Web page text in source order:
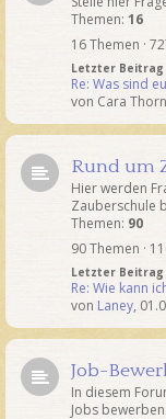
Themen: 16
16 Themen ·
Letzter Beitrag
Re: Was sind
von Cara
Rund um
Hier werden
Zauberschule
Themen: 90
90 Themen ·
Letzter Beitrag
Re: Wie kann
von Laney,
Job-
In diesem
Jobs bewerben.